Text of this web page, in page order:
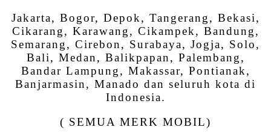
Jakarta, Bogor, Depok, Tangerang, Bekasi,
Cikarang, Karawang, Cikampek, Bandung,
Semarang, Cirebon, Surabaya, Jogja, Solo,
Bali, Medan, Balikpapan, Palembang,
Bandar Lampung, Makassar, Pontianak,
Banjarmasin, Manado dan seluruh kota di
Indonesia.
( SEMUA MERK MOBIL)